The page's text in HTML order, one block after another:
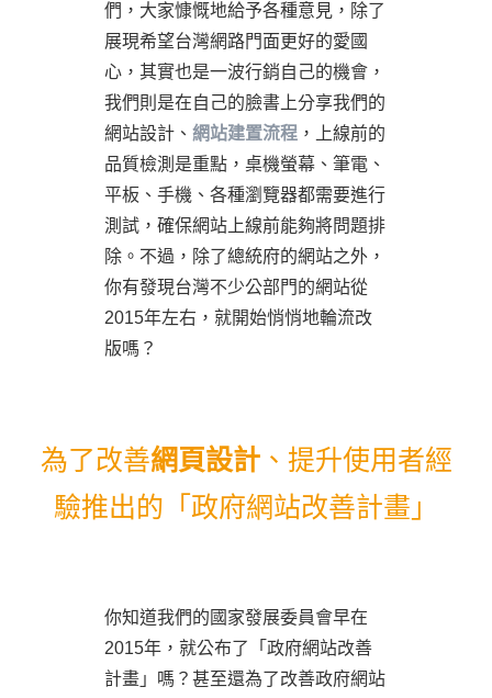
們，大家慷慨地給予各種意見，除了
展現希望台灣網路門面更好的愛國
心，其實也是一波行銷自己的機會，
我們則是在自己的臉書上分享我們的
網站設計、網站建置流程 ，上線前的
品質檢測是重點，桌機螢幕、筆電、
平板、手機、各種瀏覽器都需要進行
測試，確保網站上線前能夠將問題排
除。不過，除了總統府的網站之外，
你有發現台灣不少公部門的網站從
2015年左右，就開始悄悄地輪流改
版嗎？
為了改善網頁設計、提升使用者經
驗推出的「政府網站改善計畫」
你知道我們的國家發展委員會早在
2015年，就公布了「政府網站改善
計畫」嗎？甚至還為了改善政府網站